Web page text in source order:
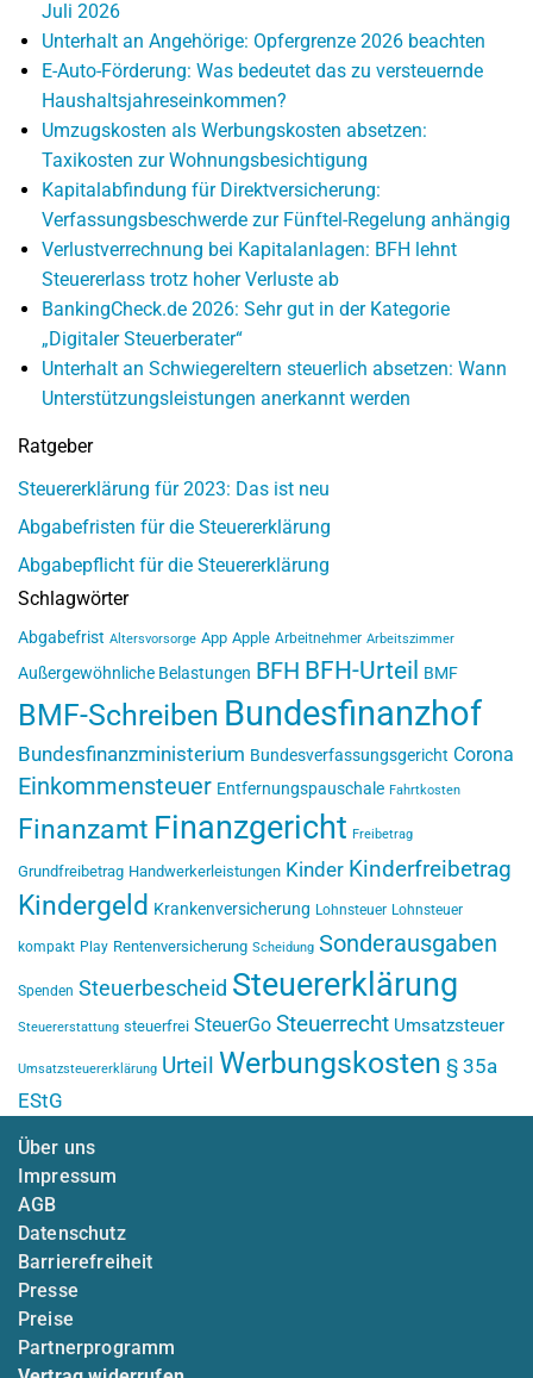
Juli 2026
Unterhalt an Angehörige: Opfergrenze 2026 beachten
E-Auto-Förderung: Was bedeutet das zu versteuernde
Haushaltsjahreseinkommen?
Umzugskosten als Werbungskosten absetzen:
Taxikosten zur Wohnungsbesichtigung
Kapitalabfindung für Direktversicherung:
Verfassungsbeschwerde zur Fünftel-Regelung anhängig
Verlustverrechnung bei Kapitalanlagen: BFH lehnt
Steuererlass trotz hoher Verluste ab
BankingCheck.de 2026: Sehr gut in der Kategorie
„Digitaler Steuerberater“
Unterhalt an Schwiegereltern steuerlich absetzen: Wann
Unterstützungsleistungen anerkannt werden
Ratgeber
Steuererklärung für 2023: Das ist neu
Abgabefristen für die Steuererklärung
Abgabepflicht für die Steuererklärung
Schlagwörter
Abgabefrist Altersvorsorge App Apple Arbeitnehmer Arbeitszimmer
Außergewöhnliche Belastungen BFH BFH-Urteil BMF
BMF-Schreiben Bundesfinanzhof
Bundesfinanzministerium Bundesverfassungsgericht Corona
Einkommensteuer Entfernungspauschale Fahrtkosten
Finanzamt Finanzgericht Freibetrag
Grundfreibetrag Handwerkerleistungen Kinder Kinderfreibetrag
Kindergeld Krankenversicherung Lohnsteuer Lohnsteuer
kompakt Play Rentenversicherung Scheidung Sonderausgaben
Spenden Steuerbescheid Steuererklärung
Steuererstattung steuerfrei SteuerGo Steuerrecht Umsatzsteuer
Umsatzsteuererklärung Urteil Werbungskosten § 35a
EStG
Über uns
Impressum
AGB
Datenschutz
Barrierefreiheit
Presse
Preise
Partnerprogramm